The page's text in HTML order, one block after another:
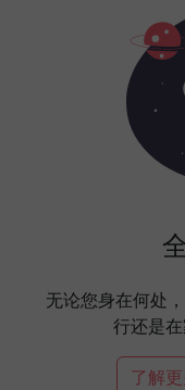
无论您身在何处
行还是在
了解